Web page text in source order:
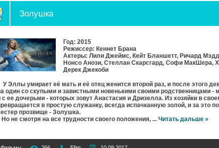
Золушка
Год: 2015
Режиссер: Кеннет Брана
Актеры: Лили Джеймс, Кейт Бланшетт, Ричард
Нонсо Анози, Стеллан Скарсгард, Софи МакШера,
Дерек Джекоби
У Эллы умирает её мать и её отец женится второй раз, и после этого
один со скупыми и завистными новенькими своими родственницами -
с ее дочерьми - которых зовут Анастасия и Дризелла. Из хозяйки в
в простую служанку, всегда испачканную золой, и за это
прозвище - Золушка.
Но не смотря на все трудности своего положения, ... Читать дальше »